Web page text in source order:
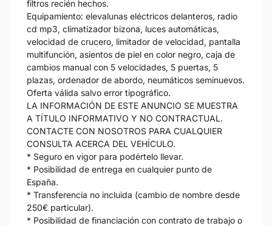
filtros recién hechos.
Equipamiento: elevalunas eléctricos delanteros, radio
cd mp3, climatizador bizona, luces automáticas,
velocidad de crucero, limitador de velocidad, pantalla
multifunción, asientos de piel en color negro, caja de
cambios manual con 5 velocidades, 5 puertas, 5
plazas, ordenador de abordo, neumáticos seminuevos.
Oferta válida salvo error tipográfico.
LA INFORMACIÓN DE ESTE ANUNCIO SE MUESTRA
A TÍTULO INFORMATIVO Y NO CONTRACTUAL.
CONTACTE CON NOSOTROS PARA CUALQUIER
CONSULTA ACERCA DEL VEHÍCULO.
* Seguro en vigor para podértelo llevar.
* Posibilidad de entrega en cualquier punto de
España.
* Transferencia no incluida (cambio de nombre desde
250€ particular).
* Posibilidad de financiación con contrato de trabajo o